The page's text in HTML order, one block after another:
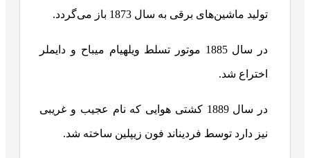
تولید ماشین‌های برقی به سال 1873 باز می‌گردد.
در سال 1885 موتور تسلط ویلهیام میباح و دایملر
اختراع شد.
در سال 1889 کشتی هوایی که نام عجیب و غریبی
نیز دارد توسط فردیناند فون زیپلین ساخته شد.